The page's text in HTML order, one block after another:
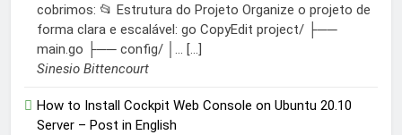
cobrimos: 📂 Estrutura do Projeto Organize o projeto de
forma clara e escalável: go CopyEdit project/ ├──
main.go ├── config/ │... […]
Sinesio Bittencourt
How to Install Cockpit Web Console on Ubuntu 20.10
Server – Post in English